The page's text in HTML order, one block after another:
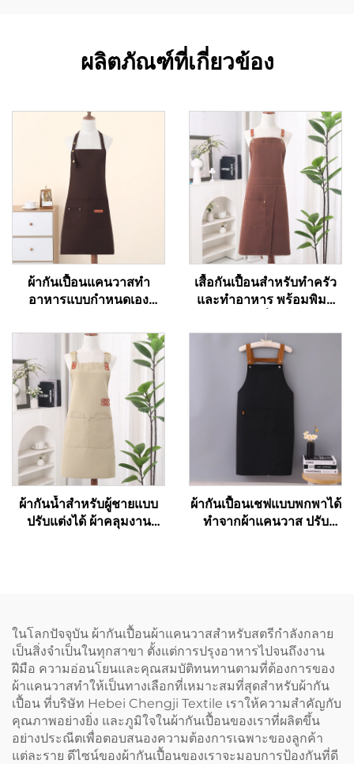
ผลิตภัณฑ์ที่เกี่ยวข้อง
ผ้ากันเปื้อนแคนวาสทำ
อาหารแบบกำหนดเอง
พนักงานเสิร์ฟ ผ้ากันเปื้อน
ครัวพื้นฐานราคาถูกสำหรับ
วันหยุด แบบติดอก ผลิตจาก
วัสดุอินทรีย์ ใช้สำหรับวาด
เสื้อกันเปื้อนสำหรับทำครัว
และทำอาหาร พร้อมพิมพ์
แบบซับลิเมชัน ผ้ากันน้ำ เสื้อ
กันเปื้อนสำหรับเชฟผู้ใหญ่
แบบแคนวาส
ผ้ากันน้ำสำหรับผู้ชายแบบ
ปรับแต่งได้ ผ้าคลุมงาน
ผ้ากันเปื้อนเชฟแบบพกพาได้
ทำจากผ้าแคนวาส ปรับ
ในโลกปัจจุบัน ผ้ากันเปื้อนผ้าแคนวาสสำหรับสตรีกำลังกลาย
เป็นสิ่งจำเป็นในทุกสาขา ตั้งแต่การปรุงอาหารไปจนถึงงาน
ฝีมือ ความอ่อนโยนและคุณสมบัติทนทานตามที่ต้องการของ
ผ้าแคนวาสทำให้เป็นทางเลือกที่เหมาะสมที่สุดสำหรับผ้ากัน
เปื้อน ที่บริษัท Hebei Chengji Textile เราให้ความสำคัญกับ
คุณภาพอย่างยิ่ง และภูมิใจในผ้ากันเปื้อนของเราที่ผลิตขึ้น
อย่างประณีตเพื่อตอบสนองความต้องการเฉพาะของลูกค้า
แต่ละราย ดีไซน์ของผ้ากันเปื้อนของเราจะมอบการป้องกันที่ดี